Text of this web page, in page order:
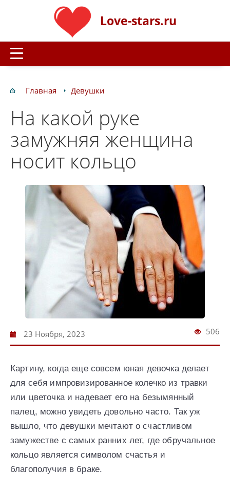
Love-stars.ru
Главная Девушки
На какой руке
замужняя женщина
носит кольцо
23 Ноября, 2023 506
Картину, когда еще совсем юная девочка делает
для себя импровизированное колечко из травки
или цветочка и надевает его на безымянный
палец, можно увидеть довольно часто. Так уж
вышло, что девушки мечтают о счастливом
замужестве с самых ранних лет, где обручальное
кольцо является символом счастья и
благополучия в браке.